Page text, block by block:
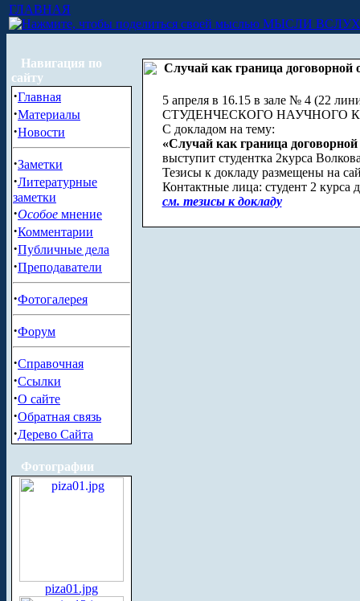
ГЛАВНАЯ
МЫСЛИ ВСЛУХ
Навигация по
сайту
·Главная
·Материалы
·Новости
·Заметки
·Литературные
заметки
·Особое мнение
·Комментарии
·Публичные дела
·Преподаватели
·Фотогалерея
·Форум
·Справочная
·Ссылки
·О сайте
·Обратная связь
·Дерево Сайта
Фотографии
piza01.jpg
Случай как граница договорной
5 апреля в 16.15 в зале № 4 (22
СТУДЕНЧЕСКОГО НАУЧНОГО
С докладом на тему:
«Случай как граница договорной
выступит студентка 2курса
Тезисы к докладу размещены на
Контактные лица: студент 2
см. тезисы к докладу